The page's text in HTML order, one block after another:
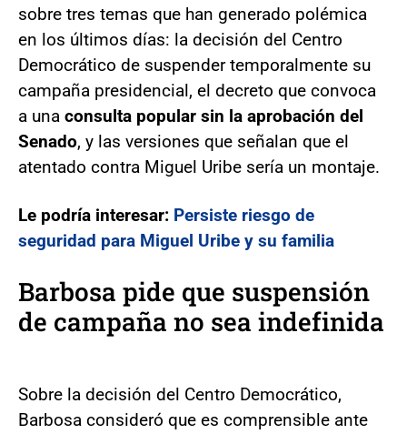
sobre tres temas que han generado polémica
en los últimos días: la decisión del Centro
Democrático de suspender temporalmente su
campaña presidencial, el decreto que convoca
a una consulta popular sin la aprobación del
Senado, y las versiones que señalan que el
atentado contra Miguel Uribe sería un montaje.
Le podría interesar: Persiste riesgo de
seguridad para Miguel Uribe y su familia
Barbosa pide que suspensión
de campaña no sea indefinida
Sobre la decisión del Centro Democrático,
Barbosa consideró que es comprensible ante